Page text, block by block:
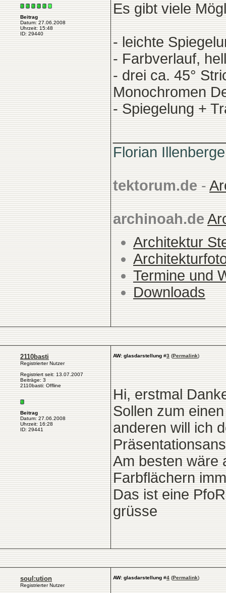
Beitrag
Datum: 27.06.2008
Uhrzeit: 15:48
ID: 29440
Es gibt viele
- leichte
- Farbverlauf,
- drei ca. 45°
Monochromen
- Spiegelung +
Florian
tektorum.de -
archinoah.de
Architektur
Termine und
Downloads
2110basti
Registrierter Nutzer
Registriert seit: 13.07.2007
Beiträge: 3
2110basti: Offline
Beitrag
Datum: 27.06.2008
Uhrzeit: 16:28
ID: 29441
AW: glasdarstellung #3 (Permalink)
Hi, erstmal
Sollen zum
anderen will ich
Am besten wäre
Farbflächern
Das ist eine
grüsse
soul:ution
Registrierter Nutzer
AW: glasdarstellung #4 (Permalink)